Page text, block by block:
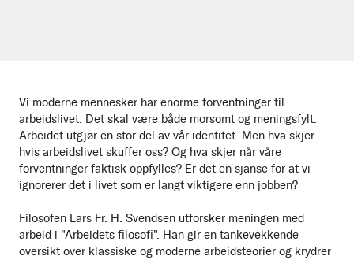
Vi moderne mennesker har enorme forventninger til
arbeidslivet. Det skal være både morsomt og meningsfylt.
Arbeidet utgjør en stor del av vår identitet. Men hva skjer
hvis arbeidslivet skuffer oss? Og hva skjer når våre
forventninger faktisk oppfylles? Er det en sjanse for at vi
ignorerer det i livet som er langt viktigere enn jobben?
Filosofen Lars Fr. H. Svendsen utforsker meningen med
arbeid i "Arbeidets filosofi". Han gir en tankevekkende
oversikt over klassiske og moderne arbeidsteorier og krydrer